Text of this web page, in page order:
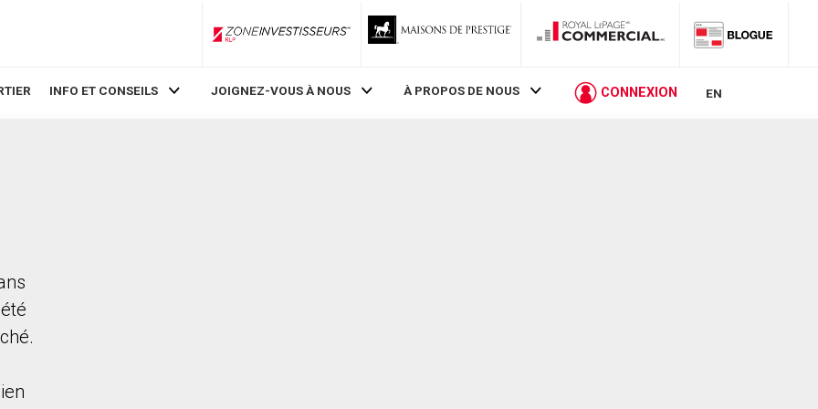
ZoneInvestisseurs RLP
INFO ET CONSEILS JOIGNEZ-VOUS À NOUS À PROPOS DE NOUS CONNEXION EN